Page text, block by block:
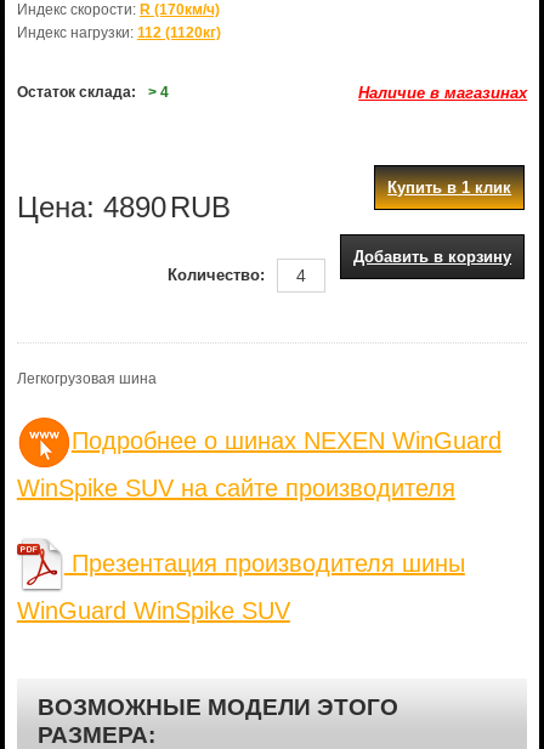
Индекс скорости: R (170км/ч)
Индекс нагрузки: 112 (1120кг)
Остаток склада: > 4 Наличие в магазинах
Цена: 4890RUB
Купить в 1 клик
Добавить в корзину
Количество:
Легкогрузовая шина
Подробнее о шинах NEXEN WinGuard
WinSpike SUV на сайте производителя
Презентация производителя шины
WinGuard WinSpike SUV
ВОЗМОЖНЫЕ МОДЕЛИ ЭТОГО
РАЗМЕРА: